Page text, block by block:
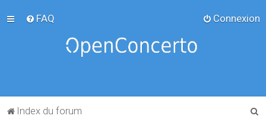
FAQ Connexion
Index du forum